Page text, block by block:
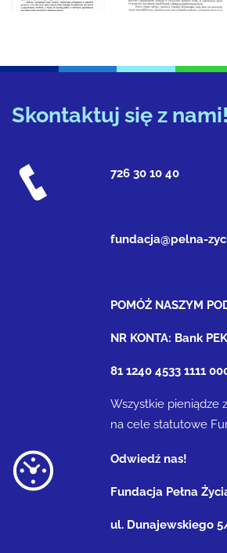
Skontaktuj się z nami!
726 30 10 40
fundacja@pelna-
POMÓŻ NASZYM
NR KONTA: Bank
81 1240 4533 1111
Wszystkie pieniądze
na cele statutowe
Odwiedź nas!
Fundacja Pełna
ul. Dunajewskiego